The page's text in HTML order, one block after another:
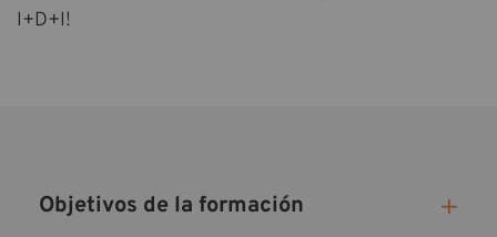
I+D+I!
Objetivos de la formación